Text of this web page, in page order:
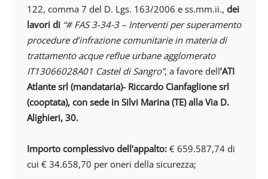
122, comma 7 del D. Lgs. 163/2006 e ss.mm.ii., dei
lavori di “# FAS 3-34-3 – Interventi per superamento
procedure d’infrazione comunitarie in materia di
trattamento acque reflue urbane agglomerato
IT13066028A01 Castel di Sangro”, a favore dell’ATI
Atlante srl (mandataria)- Riccardo Cianfaglione srl
(cooptata), con sede in Silvi Marina (TE) alla Via D.
Alighieri, 30.
Importo complessivo dell’appalto: € 659.587,74 di
cui € 34.658,70 per oneri della sicurezza;